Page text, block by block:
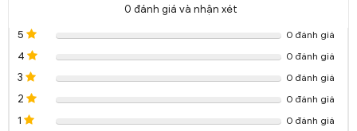
0 đánh giá và nhận xét
5
0 đánh giá
4 0 đánh giá
3 0 đánh giá
2 0 đánh giá
1 0 đánh giá